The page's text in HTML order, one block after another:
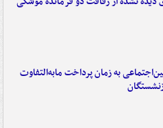
به زمان پرداخت مابه‌التفاوت